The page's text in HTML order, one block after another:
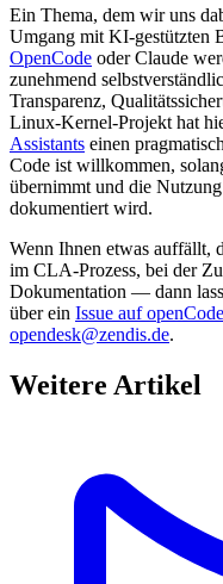
Ein Thema, dem wir uns
Umgang mit KI-gestützten
OpenCode oder Claude
zunehmend
Transparenz,
Linux-Kernel-Projekt hat
Assistants einen
Code ist willkommen,
übernimmt und die
dokumentiert wird.
Wenn Ihnen etwas auffällt,
im CLA-Prozess, bei der
Dokumentation — dann
über ein Issue auf openCode
opendesk@zendis.de.
Weitere Artikel